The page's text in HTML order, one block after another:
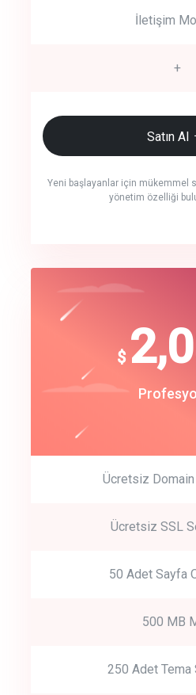
İletişim
+
Satın Al
Yeni başlayanlar için mükemmel
yönetim özelliği
crm auto cync
track energy
Get Started
Start by trying our service for 30 days
$
Ücretsiz
Ücretsiz SSL
50 Adet Sayfa
500 MB
250 Adet Tema
180
Start Up
Best Choice